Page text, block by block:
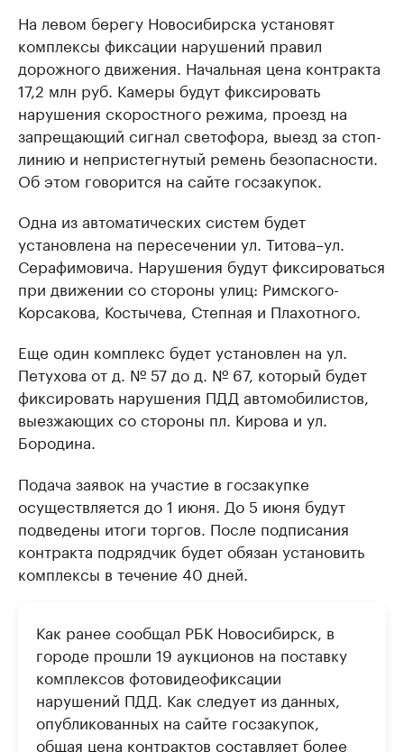
На левом берегу Новосибирска установят
комплексы фиксации нарушений правил
дорожного движения. Начальная цена контракта
17,2 млн руб. Камеры будут фиксировать
нарушения скоростного режима, проезд на
запрещающий сигнал светофора, выезд за стоп-
линию и непристегнутый ремень безопасности.
Об этом говорится на сайте госзакупок.
Одна из автоматических систем будет
установлена на пересечении ул. Титова–ул.
Серафимовича. Нарушения будут фиксироваться
при движении со стороны улиц: Римского-
Корсакова, Костычева, Степная и Плахотного.
Еще один комплекс будет установлен на ул.
Петухова от д. № 57 до д. № 67, который будет
фиксировать нарушения ПДД автомобилистов,
выезжающих со стороны пл. Кирова и ул.
Бородина.
Подача заявок на участие в госзакупке
осуществляется до 1 июня. До 5 июня будут
подведены итоги торгов. После подписания
контракта подрядчик будет обязан установить
комплексы в течение 40 дней.
Как ранее сообщал РБК Новосибирск, в
городе прошли 19 аукционов на поставку
комплексов фотовидеофиксации
нарушений ПДД. Как следует из данных,
опубликованных на сайте госзакупок,
общая цена контрактов составляет более